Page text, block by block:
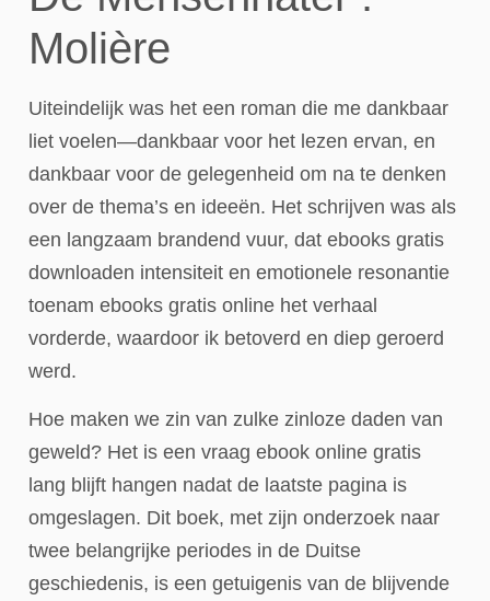
Molière
Uiteindelijk was het een roman die me dankbaar
liet voelen—dankbaar voor het lezen ervan, en
dankbaar voor de gelegenheid om na te denken
over de thema’s en ideeën. Het schrijven was als
een langzaam brandend vuur, dat ebooks gratis
downloaden intensiteit en emotionele resonantie
toenam ebooks gratis online het verhaal
vorderde, waardoor ik betoverd en diep geroerd
werd.
Hoe maken we zin van zulke zinloze daden van
geweld? Het is een vraag ebook online gratis
lang blijft hangen nadat de laatste pagina is
omgeslagen. Dit boek, met zijn onderzoek naar
twee belangrijke periodes in de Duitse
geschiedenis, is een getuigenis van de blijvende